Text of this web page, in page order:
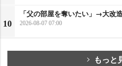
10
「父の部屋を奪いたい」→大改
2026-08-07 07:00
もっと